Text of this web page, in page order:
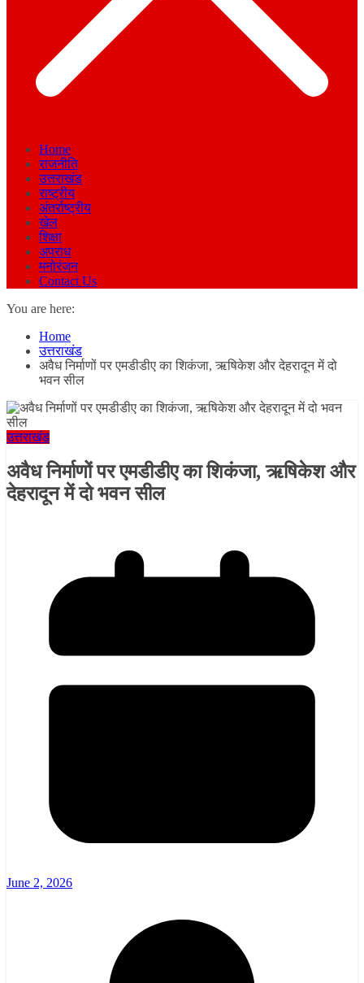
Home
राजनीति
उत्तराखंड
राष्ट्रीय
अंतर्राष्ट्रीय
खेल
शिक्षा
अपराध
मनोरंजन
Contact Us
You are here:
Home
उत्तराखंड
अवैध निर्माणों पर एमडीडीए का शिकंजा, ऋषिकेश और देहरादून में दो
भवन सील
उत्तराखंड
अवैध निर्माणों पर एमडीडीए का शिकंजा, ऋषिकेश और
देहरादून में दो भवन सील
June 2, 2026